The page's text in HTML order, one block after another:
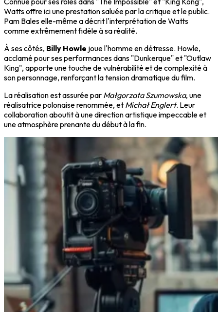
Watts offre ici une prestation saluée par la critique et le public.
Pam Bales elle-même a décrit l'interprétation de Watts
comme extrêmement fidèle à sa réalité.
À ses côtés, Billy Howle joue l'homme en détresse. Howle,
acclamé pour ses performances dans "Dunkerque" et "Outlaw
King", apporte une touche de vulnérabilité et de complexité à
son personnage, renforçant la tension dramatique du film.
La réalisation est assurée par Małgorzata Szumowska, une
réalisatrice polonaise renommée, et Michał Englert. Leur
collaboration aboutit à une direction artistique impeccable et
une atmosphère prenante du début à la fin.